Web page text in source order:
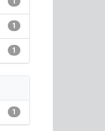
1
1
1